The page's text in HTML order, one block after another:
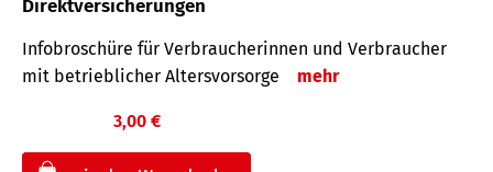
Direktversicherungen
Infobroschüre für Verbraucherinnen und Verbraucher
mit betrieblicher Altersvorsorge
mehr
3,00 €